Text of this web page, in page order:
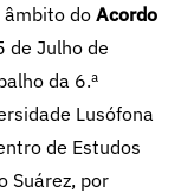
âmbito do Acordo
de Julho de
da 6.ª
Lusófona
de Estudos
Suárez, por